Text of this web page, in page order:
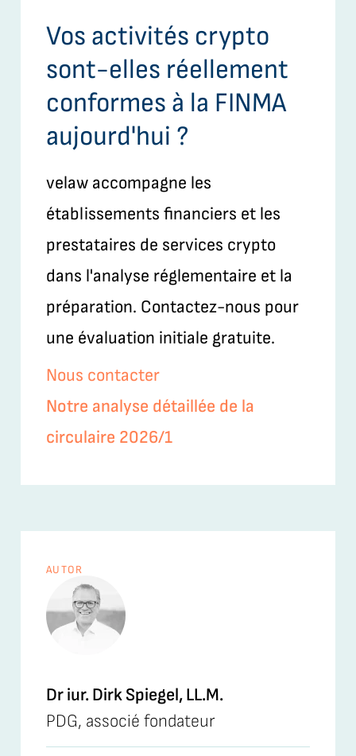
Vos activités crypto
sont-elles réellement
conformes à la FINMA
aujourd'hui ?
velaw accompagne les
établissements financiers et les
prestataires de services crypto
dans l'analyse réglementaire et la
préparation. Contactez-nous pour
une évaluation initiale gratuite.
Nous contacter
Notre analyse détaillée de la
circulaire 2026/1
AUTOR
Dr iur. Dirk Spiegel, LL.M.
PDG, associé fondateur